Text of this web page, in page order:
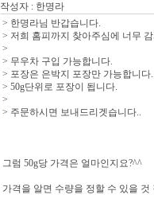
작성자 : 한명라
> 한명라님 반갑습니다.
> 저희 홈피까지 찾아주심에 너무
>
> 무우차 구입 가능합니다.
> 포장은 은박지 포장만 가능합니다..
> 50g단위로 포장이 됩니다.
>
> 주문하시면 보내드리겟습니다..
그럼 50g당 가격은 얼마인지요?^^
가격을 알면 수량을 정할 수 있을 것